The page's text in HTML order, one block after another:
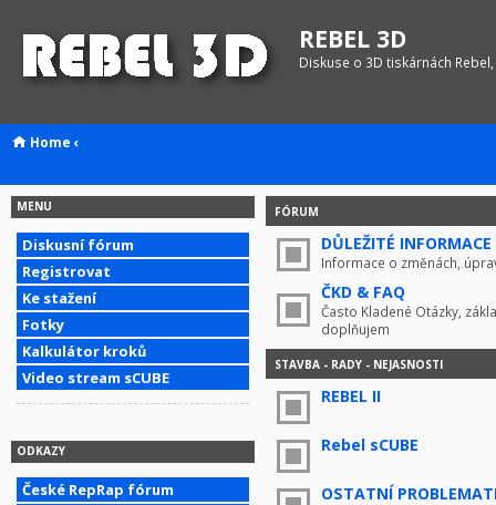
REBEL 3D
Diskuse o 3D tiskárnách
Home ‹
MENU
Diskusní fórum
Registrovat
Ke stažení
Fotky
Kalkulátor kroků
Video stream sCUBE
ODKAZY
České RepRap fórum
FÓRUM
DŮLEŽITÉ INFORMACE
Informace o změnách,
ČKD & FAQ
Často Kladené Otázky,
doplňujem
STAVBA - RADY - NEJASNOSTI
REBEL II
Rebel sCUBE
OSTATNÍ